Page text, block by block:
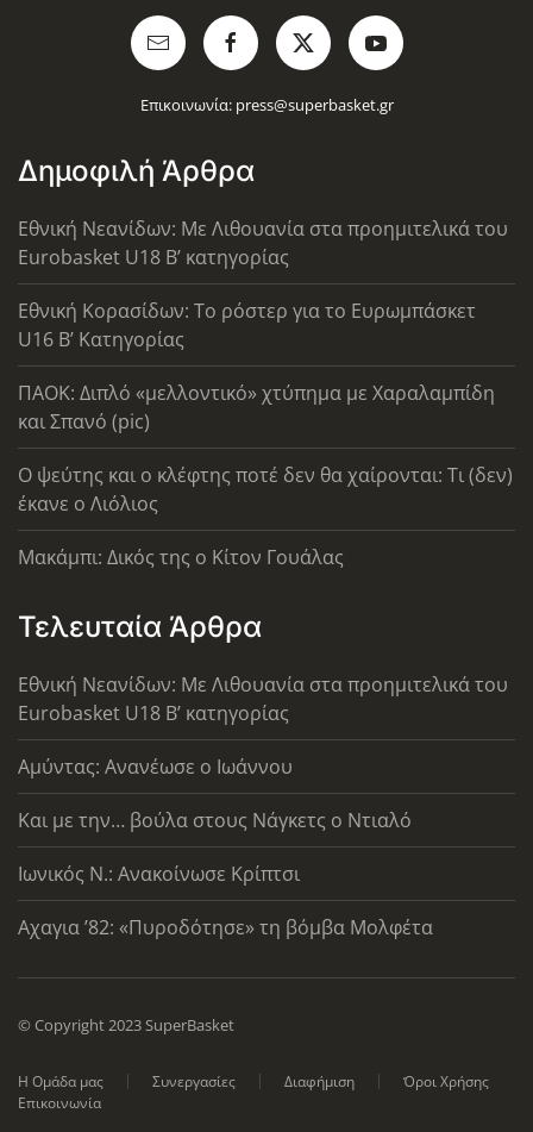
Επικοινωνία: press@superbasket.gr
Δημοφιλή Άρθρα
Εθνική Νεανίδων: Με Λιθουανία στα προημιτελικά του
Eurobasket U18 Β’ κατηγορίας
Εθνική Κορασίδων: Το ρόστερ για το Ευρωμπάσκετ
U16 B’ Κατηγορίας
ΠΑΟΚ: Διπλό «μελλοντικό» χτύπημα με Χαραλαμπίδη
και Σπανό (pic)
Ο ψεύτης και ο κλέφτης ποτέ δεν θα χαίρονται: Τι (δεν)
έκανε ο Λιόλιος
Μακάμπι: Δικός της ο Κίτον Γουάλας
Τελευταία Άρθρα
Εθνική Νεανίδων: Με Λιθουανία στα προημιτελικά του
Eurobasket U18 Β’ κατηγορίας
Αμύντας: Ανανέωσε ο Ιωάννου
Και με την… βούλα στους Νάγκετς ο Ντιαλό
Ιωνικός Ν.: Ανακοίνωσε Κρίπτσι
Αχαγια ’82: «Πυροδότησε» τη βόμβα Μολφέτα
© Copyright 2023 SuperBasket
Η Ομάδα μας Συνεργασίες Διαφήμιση
Όροι Χρήσης
Επικοινωνία